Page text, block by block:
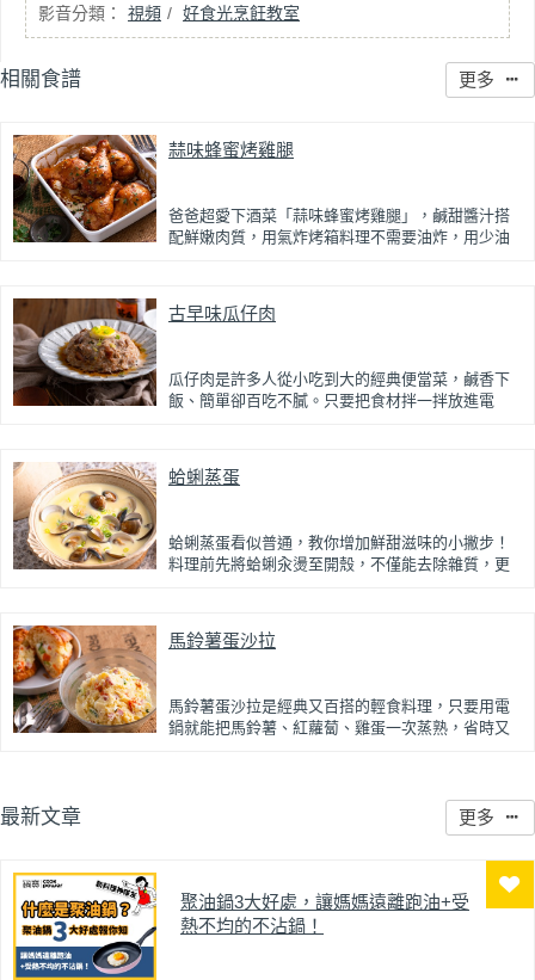
視頻 好食光烹飪教室
相關食譜 更多
蒜味蜂蜜烤雞腿
爸爸超愛下酒菜「蒜味蜂蜜烤雞腿」，鹹甜醬汁搭
配鮮嫩肉質，用氣炸烤箱料理不需要油炸，用少油
入氣炸烤箱烘烤，免油炸也能烤出外皮金黃微酥、
配冰涼啤酒更是絕配！無論是父親節、聚會或宵夜
時光，在家就能輕鬆端出美味下酒菜。
古早味瓜仔肉
瓜仔肉是許多人從小吃到大的經典便當菜，鹹香下
飯、簡單卻百吃不膩。只要把食材拌一拌放進電
蒸好的瓜仔肉鮮嫩多汁，絞肉吸飽脆瓜醬汁的甘甜
滿濃濃古早味，帶便當、配稀飯、配白飯都好吃，
讓人忍不住多扒好幾口飯，是一道簡單又美味的經
蛤蜊蒸蛋
蛤蜊蒸蛋看似普通，教你增加鮮甜滋味的小撇步！
料理前先將蛤蜊汆燙至開殼，不僅能去除雜質，更
本普通的蒸蛋更加濃郁鮮甜。
提香，簡單調味就能襯托食材原味，是一道全家人
都會愛的家常料理。
馬鈴薯蛋沙拉
馬鈴薯蛋沙拉是經典又百搭的輕食料理，只要用電
鍋就能把馬鈴薯、紅蘿蔔、雞蛋一次蒸熟，省時又
感豐富不無聊；再加入美乃滋，帶出微甜鹹香與滑
順口感，清爽不油膩。當小孩早餐、野餐輕食都適
最新文章 更多
聚油鍋3大好處，讓媽媽遠離跑油+受
熱不均的不沾鍋！